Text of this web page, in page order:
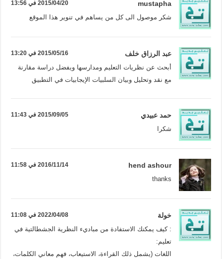
mustapha 2015/04/20 في 13:56
شكر موصول الى كل من يساهم في تنوير هذا الموقع
عبد الرزاق خلف 2015/05/16 في 13:20
أبحث عن نظريات التعليم ومدارسها ويفضل دراسة مقارنة
مع نقد وتحليل وبيان السلبيات الإيجابيات في التطبيق
حمد عبيدي 2015/09/05 في 11:43
شكرا
hend ashour 2016/11/14 في 11:58
thanks
خولة 2022/04/08 في 11:08
: كيف يمكنك الاستفادة من مباديء النظرية الجشطالتية في
تعليم:
اللغات (يشمل ذلك القراءة، الاستيعاب، فهم معاني الكلمات،